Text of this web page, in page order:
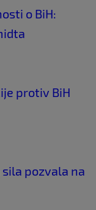
o BiH:
protiv BiH
pozvala na